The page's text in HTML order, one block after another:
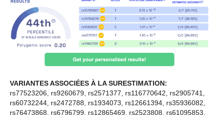
VARIANTES ASSOCIÉES À LA SURESTIMATION:
rs77523206, rs9260679, rs2571377, rs116770642, rs2905741,
rs60732244, rs2472788, rs1934073, rs12661394, rs35936082,
rs76473868, rs6796799, rs12865469, rs2523808, rs61095853,